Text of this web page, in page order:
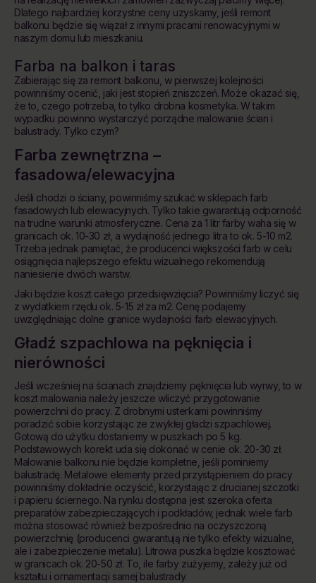
Dlatego najbardziej korzystne ceny uzyskamy, jeśli remont
balkonu będzie się wiązał z innymi pracami renowacyjnymi w
naszym domu lub mieszkaniu.
Farba na balkon i taras
Zabierając się za remont balkonu, w pierwszej kolejności
powinniśmy ocenić, jaki jest stopień zniszczeń. Może okazać się,
że to, czego potrzeba, to tylko drobna kosmetyka. W takim
wypadku powinno wystarczyć porządne malowanie ścian i
balustrady. Tylko czym?
Farba zewnętrzna –
fasadowa/elewacyjna
Jeśli chodzi o ściany, powinniśmy szukać w sklepach farb
fasadowych lub elewacyjnych. Tylko takie gwarantują odporność
na trudne warunki atmosferyczne. Cena za 1 litr farby waha się w
granicach ok. 10-30 zł, a wydajność jednego litra to ok. 5-10 m2.
Trzeba jednak pamiętać, że producenci większości farb w celu
osiągnięcia najlepszego efektu wizualnego rekomendują
naniesienie dwóch warstw.
Jaki będzie koszt całego przedsięwzięcia? Powinniśmy liczyć się
z wydatkiem rzędu ok. 5-15 zł za m2. Cenę podajemy
uwzględniając dolne granice wydajności farb elewacyjnych.
Gładź szpachlowa na pęknięcia i
nierówności
Jeśli wcześniej na ścianach znajdziemy pęknięcia lub wyrwy, to w
koszt malowania należy jeszcze wliczyć przygotowanie
powierzchni do pracy. Z drobnymi usterkami powinniśmy
poradzić sobie korzystając ze zwykłej gładzi szpachlowej.
Gotową do użytku dostaniemy w puszkach po 5 kg.
Podstawowych korekt uda się dokonać w cenie ok. 20-30 zł.
Malowanie balkonu nie będzie kompletne, jeśli pominiemy
balustradę. Metalowe elementy przed przystąpieniem do pracy
powinniśmy dokładnie oczyścić, korzystając z drucianej szczotki
i papieru ściernego. Na rynku dostępna jest szeroka oferta
preparatów zabezpieczających i podkładów, jednak wiele farb
można stosować również bezpośrednio na oczyszczoną
powierzchnię (producenci gwarantują nie tylko efekty wizualne,
ale i zabezpieczenie metalu). Litrowa puszka będzie kosztować
w granicach ok. 20-50 zł. To, ile farby zużyjemy, zależy już od
kształtu i ornamentacji samej balustrady.